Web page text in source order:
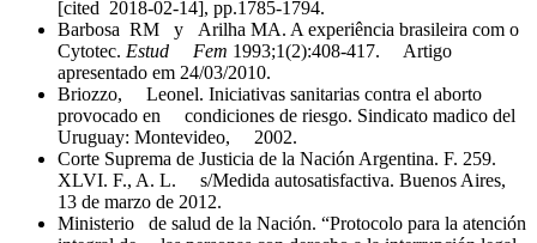
[cited 2018-02-14], pp.1785-1794.
Barbosa RM y Arilha MA. A experiência brasileira com o
Cytotec. Estud Fem 1993;1(2):408-417. Artigo
apresentado em 24/03/2010.
Briozzo, Leonel. Iniciativas sanitarias contra el aborto
provocado en condiciones de riesgo. Sindicato madico del
Uruguay: Montevideo, 2002.
Corte Suprema de Justicia de la Nación Argentina. F. 259.
XLVI. F., A. L. s/Medida autosatisfactiva. Buenos Aires,
13 de marzo de 2012.
Ministerio de salud de la Nación. “Protocolo para la atención